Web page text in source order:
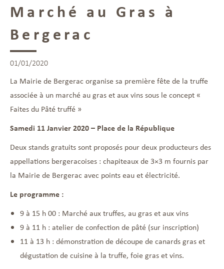
Marché au Gras à
Bergerac
01/01/2020
La Mairie de Bergerac organise sa première fête de la truffe
associée à un marché au gras et aux vins sous le concept «
Faites du Pâté truffé »
Samedi 11 Janvier 2020 – Place de la République
Deux stands gratuits sont proposés pour deux producteurs des
appellations bergeracoises : chapiteaux de 3×3 m fournis par
la Mairie de Bergerac avec points eau et électricité.
Le programme :
9 à 15 h 00 : Marché aux truffes, au gras et aux vins
9 à 11 h : atelier de confection de pâté (sur inscription)
11 à 13 h : démonstration de découpe de canards gras et
dégustation de cuisine à la truffe, foie gras et vins.